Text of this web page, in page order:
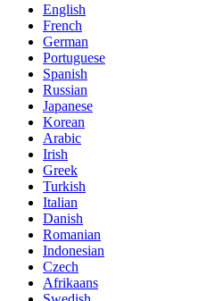
English
French
German
Portuguese
Spanish
Russian
Japanese
Korean
Arabic
Irish
Greek
Turkish
Italian
Danish
Romanian
Indonesian
Czech
Afrikaans